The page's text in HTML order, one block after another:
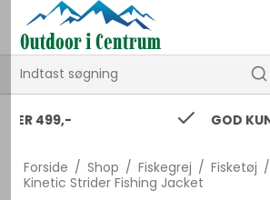
GOD
Forside / Shop / Fiskegrej / Fisketøj /
Kinetic Strider Fishing Jacket